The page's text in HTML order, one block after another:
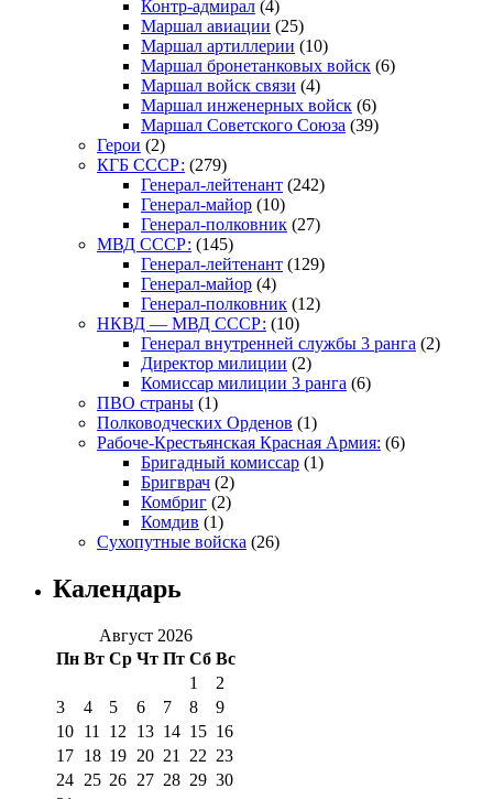
Контр-адмирал (4)
Маршал авиации (25)
Маршал артиллерии (10)
Маршал бронетанковых войск (6)
Маршал войск связи (4)
Маршал инженерных войск (6)
Маршал Советского Союза (39)
Герои (2)
КГБ СССР: (279)
Генерал-лейтенант (242)
Генерал-майор (10)
Генерал-полковник (27)
МВД СССР: (145)
Генерал-лейтенант (129)
Генерал-майор (4)
Генерал-полковник (12)
НКВД — МВД СССР: (10)
Генерал внутренней службы 3 ранга (2)
Директор милиции (2)
Комиссар милиции 3 ранга (6)
ПВО страны (1)
Полководческих Орденов (1)
Рабоче-Крестьянская Красная Армия: (6)
Бригадный комиссар (1)
Бригврач (2)
Комбриг (2)
Комдив (1)
Сухопутные войска (26)
Календарь
Август 2026
Пн Вт Ср Чт Пт Сб Вс
1
2
3
4 5 6 7 8
9
10 11 12 13 14 15 16
17 18 19 20 21 22 23
24 25 26 27 28 29 30